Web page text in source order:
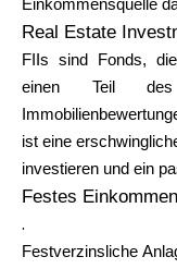
Einkommensquelle
Real Estate
FIIs sind Fonds,
einen Teil
ist eine
investieren und ein
Festes Einkommen
.
Festverzinsliche